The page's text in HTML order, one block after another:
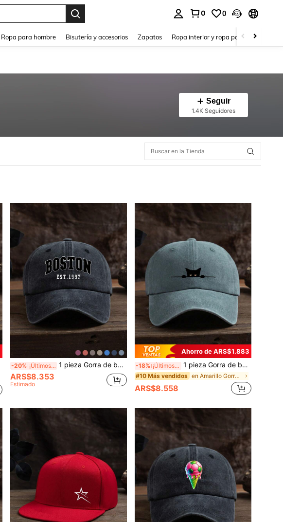
0 0
Ropa para hombre Bisutería y accesorios Zapatos Ropa interior y ropa para dormir
Seguir
1.4K Seguidores
-20% ¡Últimos 3 días 1 pieza Gorra de béisbol unisex para exteriores, casual y de moda, con estampado de letra BOSTON, personalizada, popular, para todas las estaciones, de talla ajustable
ARS$8.353
Estimado
Ahorro de ARS$1.883
-18% ¡Últimos 3 días 1 pieza Gorra de béisbol unisex de moda casual al aire libre con estampado de gato, ajustable y suave, adecuado para uso diario
#10 Más vendidos en Amarillo Gorra de béisbol para hombre
ARS$8.558